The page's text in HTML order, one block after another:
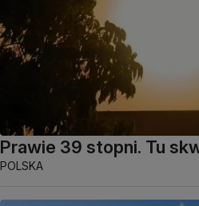
Prawie 39 stopni. Tu
POLSKA